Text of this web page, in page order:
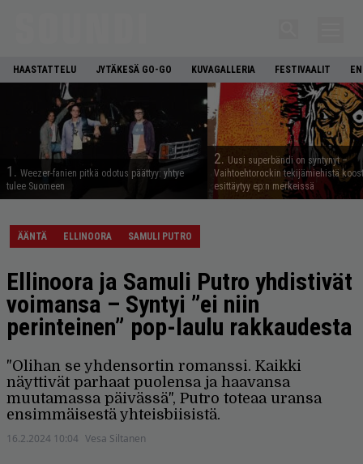
HAASTATTELU JYTÄKESÄ GO-GO KUVAGALLERIA FESTIVAALIT
1. Weezer-fanien pitkä odotus päättyy: yhtye
tulee Suomeen
2. Uusi superbändi on syntynyt –
Vaihtoehtorockin tekijämiehistä
esittäytyy ep:n merkeissä
ÄÄNTÄ ELLINOORA SAMULI PUTRO
Ellinoora ja Samuli Putro yhdistivät
voimansa – Syntyi ”ei niin
perinteinen” pop-laulu rakkaudesta
"Olihan se yhdensortin romanssi. Kaikki
näyttivät parhaat puolensa ja haavansa
muutamassa päivässä", Putro toteaa uransa
ensimmäisestä yhteisbiisistä.
16.2.2024 10:04 Vesa Siltanen